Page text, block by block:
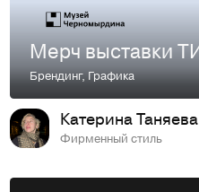
Брендинг,Графика
Катерина Таняева
Фирменный стиль